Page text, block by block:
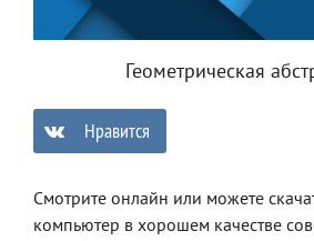
Геометрическая
Нравится
Смотрите онлайн или можете
компьютер в хорошем качестве